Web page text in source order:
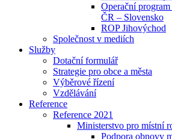
Operační
ČR – Slovensko
ROP Jihovýchod
Společnost v mediích
Služby
Dotační formulář
Strategie pro obce a města
Výběrové řízení
Vzdělávání
Reference
Reference 2021
Ministerstvo pro místní
Podpora obnovy